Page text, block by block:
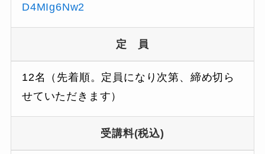
D4MIg6Nw2
定 員
12名（先着順。定員になり次第、締め切ら
せていただきます）
受講料(税込)